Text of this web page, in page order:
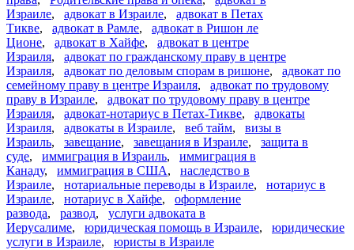
Израиле, адвокат в Израиле, адвокат в Петах
Тикве, адвокат в Рамле, адвокат в Ришон ле
Ционе, адвокат в Хайфе, адвокат в центре
Израиля, адвокат по гражданскому праву в центре
Израиля, адвокат по деловым спорам в ришоне, адвокат по
семейному праву в центре Израиля, адвокат по трудовому
праву в Израиле, адвокат по трудовому праву в центре
Израиля, адвокат-нотариус в Петах-Тикве, адвокаты
Израиля, адвокаты в Израиле, веб тайм, визы в
Израиль, завещание, завещания в Израиле, защита в
суде, иммиграция в Израиль, иммиграция в
Канаду, иммиграция в США, наследство в
Израиле, нотариальные переводы в Израиле, нотариус в
Израиле, нотариус в Хайфе, оформление
развода, развод, услуги адвоката в
Иерусалиме, юридическая помощь в Израиле, юридические
услуги в Израиле, юристы в Израиле